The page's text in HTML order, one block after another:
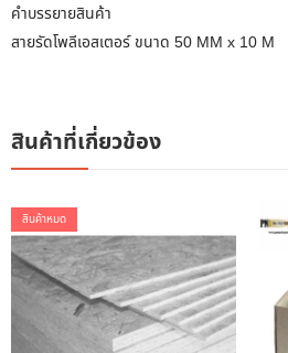
คำบรรยายสินค้า
สายรัดโพลีเอสเตอร์ ขนาด 50 MM x 10 M
สินค้าที่เกี่ยวข้อง
สินค้าหมด